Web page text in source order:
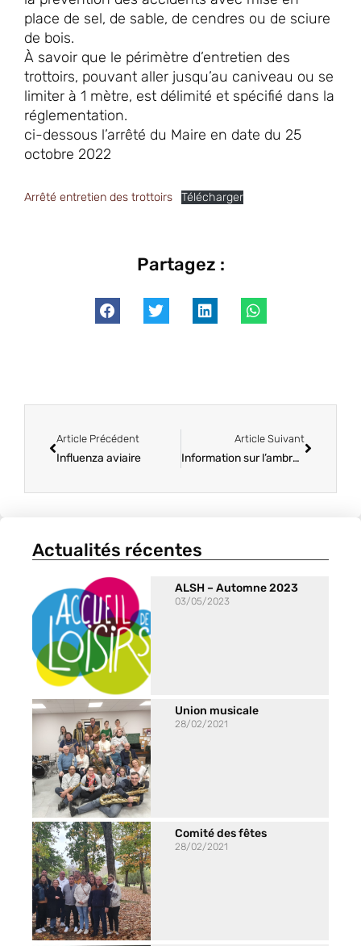
place de sel, de sable, de cendres ou de sciure
de bois.
À savoir que le périmètre d’entretien des
trottoirs, pouvant aller jusqu’au caniveau ou se
limiter à 1 mètre, est délimité et spécifié dans la
réglementation.
ci-dessous l’arrêté du Maire en date du 25
octobre 2022
Arrêté entretien des trottoirs Télécharger
Partagez :
Article Précédent
Influenza aviaire
Article Suivant
Information sur l’ambroisie
Actualités récentes
ALSH – Automne 2023
03/05/2023
Union musicale
28/02/2021
Comité des fêtes
28/02/2021